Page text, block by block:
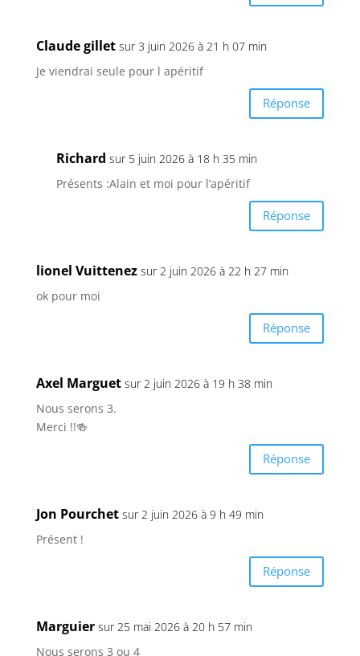
Claude gillet sur 3 juin 2026 à 21 h 07 min
Je viendrai seule pour l apéritif
Réponse
Richard sur 5 juin 2026 à 18 h 35 min
Présents :Alain et moi pour l’apéritif
Réponse
lionel Vuittenez sur 2 juin 2026 à 22 h 27 min
ok pour moi
Réponse
Axel Marguet sur 2 juin 2026 à 19 h 38 min
Nous serons 3.
Merci !!🍻
Réponse
Jon Pourchet sur 2 juin 2026 à 9 h 49 min
Présent !
Réponse
Marguier sur 25 mai 2026 à 20 h 57 min
Nous serons 3 ou 4